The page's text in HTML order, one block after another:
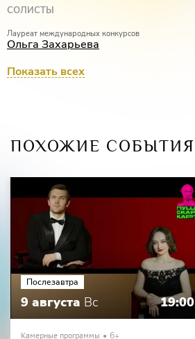
СОЛИСТЫ
Лауреат международных конкурсов
Ольга Захарьева
Майя Иванова
Показать всех
ПОХОЖИЕ СОБЫТИЯ
Послезавтра
9 августа Вс 19:00
Камерные программы 6+